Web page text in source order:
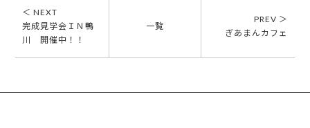
＜ NEXT
完成見学会ＩＮ鴨
川 開催中！！
一覧
PREV ＞
ぎあまんカフェ